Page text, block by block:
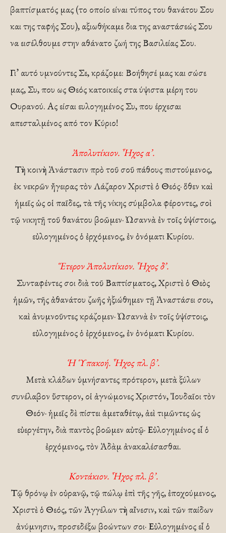
βαπτίσματός μας (το οποίο είναι τύπος του θανάτου Σου
και της ταφής Σου), αξιωθήκαμε δια της αναστάσεώς Σου
να εισέλθουμε στην αθάνατο ζωή της Βασιλείας Σου.
Γι’ αυτό υμνούντες Σε, κράζομε: Βοήθησέ μας και σώσε
μας, Συ, που ως Θεός κατοικείς στα ύψιστα μέρη του
Ουρανού. Ας είσαι ευλογημένος Συ, που έρχεσαι
απεσταλμένος από τον Κύριο!
Ἀπολυτίκιον. Ἦχος α’.
Τὴν κοινὴν Ἀνάστασιν πρὸ τοῦ σοῦ πάθους πιστούμενος,
ἐκ νεκρῶν ἤγειρας τὸν Λάζαρον Χριστὲ ὁ Θεός· ὅθεν καὶ
ἡμεῖς ὡς οἱ παῖδες, τὰ τῆς νίκης σύμβολα φέροντες, σοὶ
τῷ νικητῇ τοῦ θανάτου βοῶμεν· Ὠσαννὰ ἐν τοῖς ὑψίστοις,
εὐλογημένος ὁ ἐρχόμενος, ἐν ὀνόματι Κυρίου.
Ἕτερον Ἀπολυτίκιον. Ἦχος δ’.
Συνταφέντες σοι διὰ τοῦ Βαπτίσματος, Χριστὲ ὁ Θεὸς
ἡμῶν, τῆς ἀθανάτου ζωῆς ἠξιώθημεν τῇ Ἀναστάσει σου,
καὶ ἀνυμνοῦντες κράζομεν· Ὠσαννὰ ἐν τοῖς ὑψίστοις,
εὐλογημένος ὁ ἐρχόμενος, ἐν ὀνόματι Κυρίου.
Ἡ Ὑπακοή. Ἦχος πλ. β’.
Μετὰ κλάδων ὑμνήσαντες πρότερον, μετὰ ξύλων
συνέλαβον ὕστερον, οἱ ἀγνώμονες Χριστόν, Ἰουδαῖοι τὸν
Θεόν· ἡμεῖς δὲ πίστει ἀμεταθέτῳ, ἀεὶ τιμῶντες ὡς
εὐεργέτην, διὰ παντὸς βοῶμεν αὐτῷ· Εὐλογημένος εἶ ὁ
ἐρχόμενος, τὸν Ἀδὰμ ἀνακαλέσασθαι.
Κοντάκιον. Ἦχος πλ. β’.
Τῷ θρόνῳ ἐν οὐρανῷ, τῷ πώλῳ ἐπὶ τῆς γῆς, ἐποχούμενος,
Χριστὲ ὁ Θεός, τῶν Ἀγγέλων τὴν αἴνεσιν, καὶ τῶν παίδων
ἀνύμνησιν, προσεδέξω βοώντων σοι· Εὐλογημένος εἶ ὁ